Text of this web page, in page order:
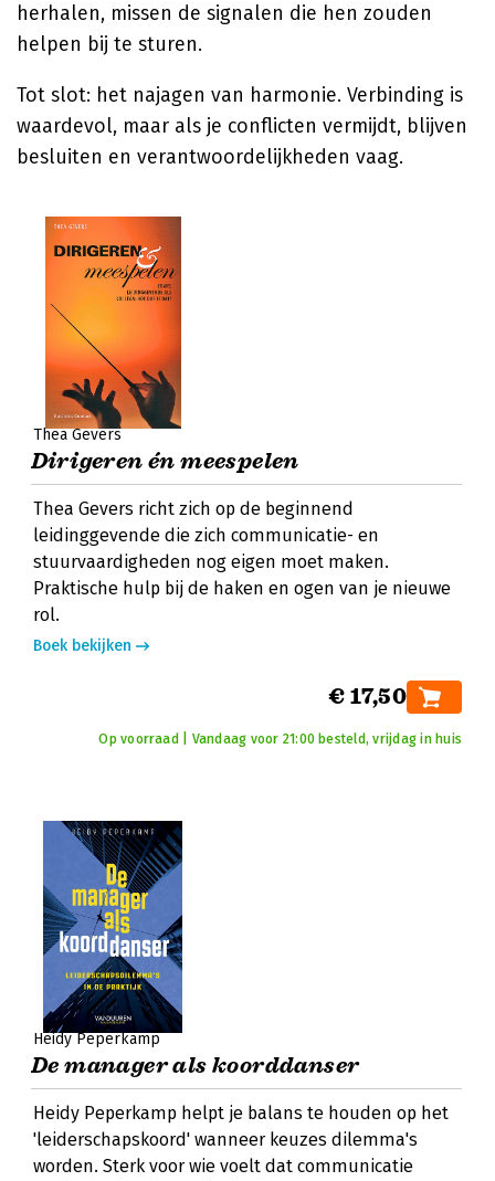
herhalen, missen de signalen die hen zouden
helpen bij te sturen.
Tot slot: het najagen van harmonie. Verbinding is
waardevol, maar als je conflicten vermijdt, blijven
besluiten en verantwoordelijkheden vaag.
Thea Gevers
Dirigeren én meespelen
Thea Gevers richt zich op de beginnend
leidinggevende die zich communicatie- en
stuurvaardigheden nog eigen moet maken.
Praktische hulp bij de haken en ogen van je nieuwe
rol.
Boek bekijken
€ 17,50
Op voorraad | Vandaag voor 21:00 besteld, vrijdag in huis
Heidy Peperkamp
De manager als koorddanser
Heidy Peperkamp helpt je balans te houden op het
'leiderschapskoord' wanneer keuzes dilemma's
worden. Sterk voor wie voelt dat communicatie